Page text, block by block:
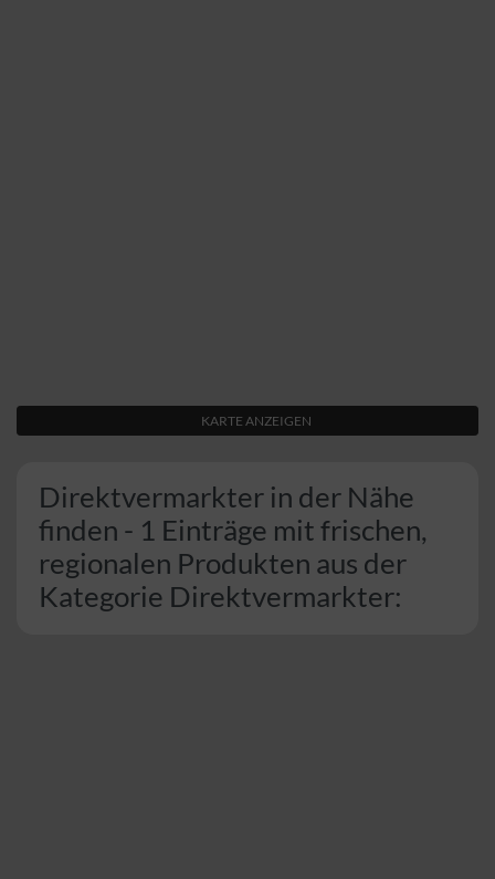
KARTE ANZEIGEN
Direktvermarkter in der Nähe
finden - 1 Einträge mit frischen,
regionalen Produkten aus der
Kategorie Direktvermarkter: